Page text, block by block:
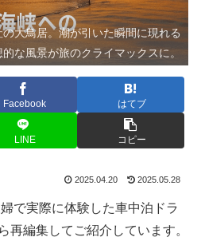
大鳥居。潮が引いた瞬間に現れる
的な風景が旅のクライマックスに。
Facebook はてブ
LINE コピー
2025.04.20 2025.05.28
で実際に体験した車中泊ドラ
再編集してご紹介しています。